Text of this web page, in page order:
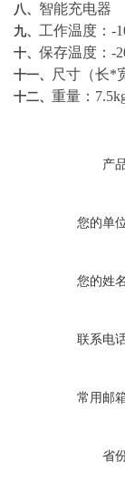
八、 智能充电器
九、 工作温度：
十、 保存温度：
十一、 尺寸（长*
十二、 重量：
产
您的单
您的姓
联系电
常用邮
省